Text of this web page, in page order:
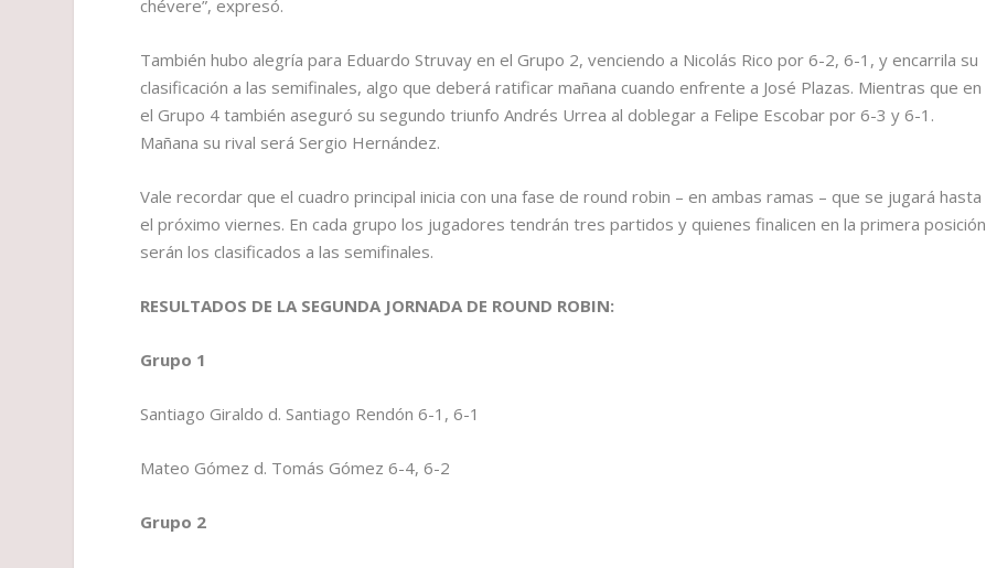
chévere”, expresó.
También hubo alegría para Eduardo Struvay en el Grupo 2, venciendo a Nicolás Rico por 6-2, 6-1, y encarrila su
clasificación a las semifinales, algo que deberá ratificar mañana cuando enfrente a José Plazas. Mientras que en
el Grupo 4 también aseguró su segundo triunfo Andrés Urrea al doblegar a Felipe Escobar por 6-3 y 6-1.
Mañana su rival será Sergio Hernández.
Vale recordar que el cuadro principal inicia con una fase de round robin – en ambas ramas – que se jugará hasta
el próximo viernes. En cada grupo los jugadores tendrán tres partidos y quienes finalicen en la primera posición
serán los clasificados a las semifinales.
RESULTADOS DE LA SEGUNDA JORNADA DE ROUND ROBIN:
Grupo 1
Santiago Giraldo d. Santiago Rendón 6-1, 6-1
Mateo Gómez d. Tomás Gómez 6-4, 6-2
Grupo 2